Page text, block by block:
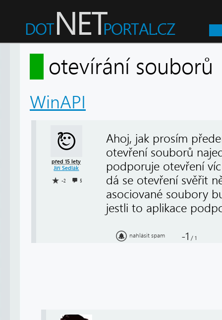
otevírání
WinAPI
před 15 lety
Jiří Sedlák
-2 5
Ahoj, jak prosím
otevření souborů
podporuje otevření
dá se otevření svěřit
asociované soubory
jestli to aplikace
nahlásit spam -1 / 1